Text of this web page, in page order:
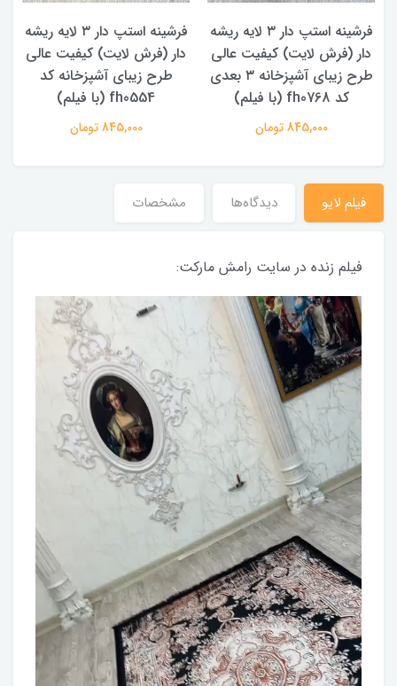
فرشینه استپ دار ۳ لایه ریشه
دار (فرش لایت) کیفیت عالی
طرح زیبای آشپزخانه ۳ بعدی
کد fh0768 (با فیلم)
845,000 تومان
فرشینه استپ دار ۳ لایه ریشه
دار (فرش لایت) کیفیت عالی
طرح زیبای آشپزخانه کد
fh0554 (با فیلم)
845,000 تومان
فیلم لایو دیدگاه‌ها مشخصات
فیلم زنده در سایت رامش مارکت: